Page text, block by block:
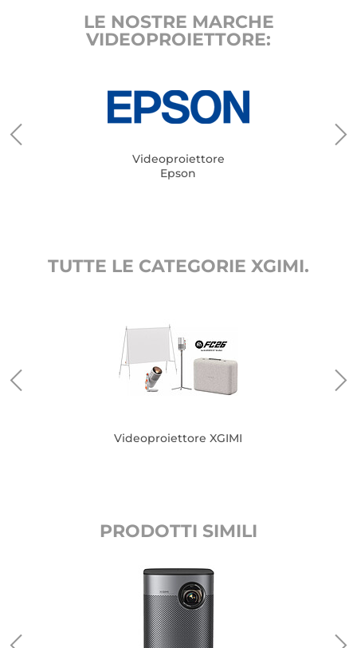
LE NOSTRE MARCHE
VIDEOPROIETTORE:
Videoproiettore
Epson
TUTTE LE CATEGORIE XGIMI.
Videoproiettore XGIMI
PRODOTTI SIMILI